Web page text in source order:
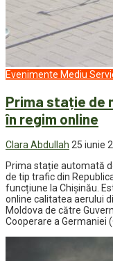
Evenimente Mediu
Prima stație de
în regim online
Clara Abdullah 25 iunie
Prima stație automată
de tip trafic din
funcțiune la Chișinău.
online calitatea aerului
Moldova de către
Cooperare a Germaniei